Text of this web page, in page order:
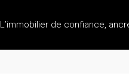
L’immobilier de confiance,